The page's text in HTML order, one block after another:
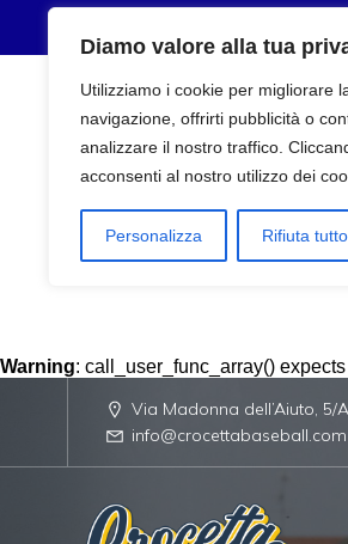
Diamo valore alla tua
Utilizziamo i cookie per migliorare
navigazione, offrirti pubblicità o
analizzare il nostro traffico.
acconsenti al nostro utilizzo dei
Personalizza Rifiuta tutto
Warning: call_user_func_array()
Via Madonna dell’Aiuto, 5/